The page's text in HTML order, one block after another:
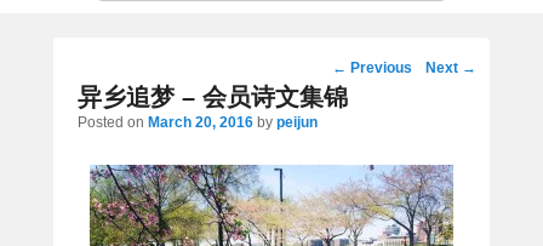
Post
navigation
← Previous Next →
异乡追梦 – 会员诗文集锦
Posted on March 20, 2016 by peijun